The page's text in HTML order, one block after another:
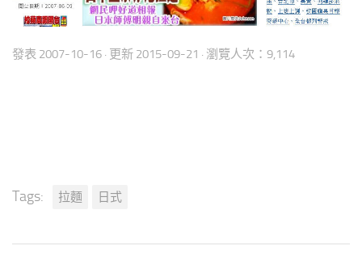
發表 2007-10-16 · 更新 2015-09-21 · 瀏覽人次：9,114
Tags: 拉麵 日式